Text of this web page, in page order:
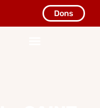
Dons